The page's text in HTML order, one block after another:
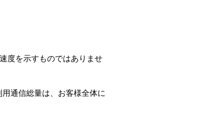
度を示すものではありませ
通信総量は、お客様全体に